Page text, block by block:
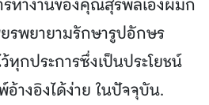
ทํางานของคุณสุรพลเองผมก็
ยรพยายามรักษารูปอักษร
ทุกประการซึ่งเป็นประโยชน์
างอิงได้ง่าย ในปัจจุบัน.